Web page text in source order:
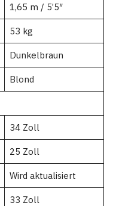
1,65 m / 5’5″
53 kg
Dunkelbraun
Blond
34 Zoll
25 Zoll
Wird aktualisiert
33 Zoll